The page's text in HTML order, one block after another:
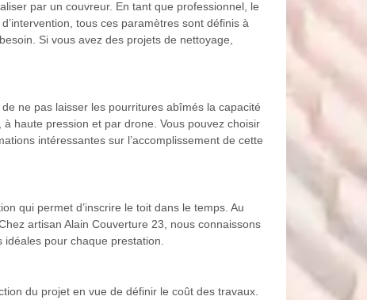
par un couvreur. En tant que professionnel, le
tous ces paramètres sont définis à
Si vous avez des projets de nettoyage,
ne pas laisser les pourritures abîmés la capacité
haute pression et par drone. Vous pouvez choisir
intéressantes sur l’accomplissement de cette
qui permet d’inscrire le toit dans le temps. Au
artisan Alain Couverture 23, nous connaissons
pour chaque prestation.
du projet en vue de définir le coût des travaux.